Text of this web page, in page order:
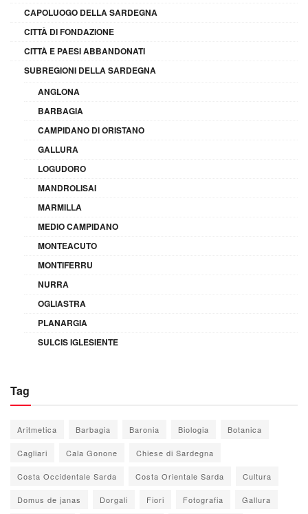
CAPOLUOGO DELLA SARDEGNA
CITTÀ DI FONDAZIONE
CITTÀ E PAESI ABBANDONATI
SUBREGIONI DELLA SARDEGNA
ANGLONA
BARBAGIA
CAMPIDANO DI ORISTANO
GALLURA
LOGUDORO
MANDROLISAI
MARMILLA
MEDIO CAMPIDANO
MONTEACUTO
MONTIFERRU
NURRA
OGLIASTRA
PLANARGIA
SULCIS IGLESIENTE
Tag
Aritmetica Barbagia Baronia Biologia Botanica
Cagliari Cala Gonone Chiese di Sardegna
Costa Occidentale Sarda Costa Orientale Sarda Cultura
Domus de janas Dorgali Fiori Fotografia Gallura